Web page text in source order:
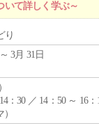
て詳しく学ぶ～
り
3月 31日
）
：30 ／ 14：50 ～ 16：
）